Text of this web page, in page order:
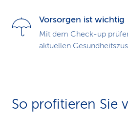
Vorsorgen ist wichtig
Mit dem Check-up
aktuellen
So profitieren Sie